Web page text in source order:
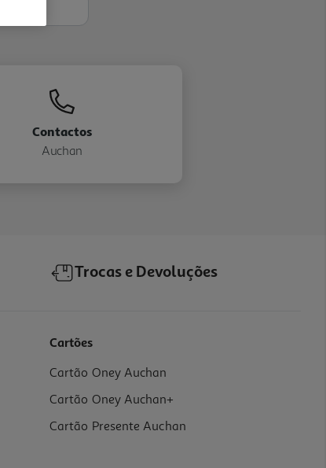
Contactos
Auchan
Trocas e Devoluções
Cartões
Cartão Oney Auchan
Cartão Oney Auchan+
Cartão Presente Auchan